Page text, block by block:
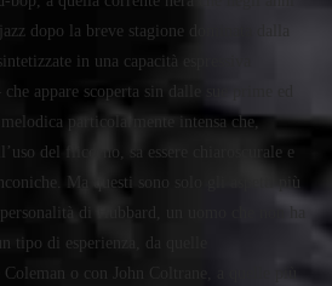
dopo la breve stagione dominata dalla
in una capacità espressiva
appare scoperta sin dalle sue prime ed
particolarmente intensa che,
del flicorno, sa essere chiaroscurale e
Ma questi sono solo gli aspetti più
di Hubbard, un uomo che non ha
tipo di esperienza, da quelle
Coleman o con John Coltrane, a quelle più